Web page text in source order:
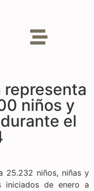
representa
niños y
el
25.232 niños, niñas y
iniciados de enero a